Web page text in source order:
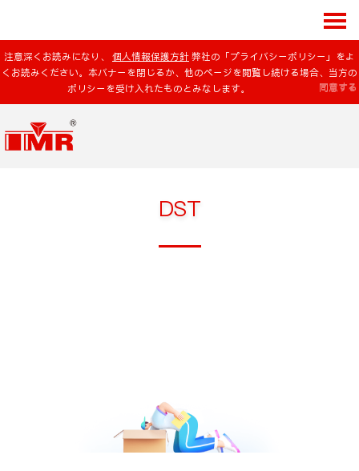
注意深くお読みになり、 個人情報保護方針弊社の「プライバシーポリシー」をよ
くお読みください。本バナーを閉じるか、他のページを閲覧し続ける場合、当方の
ポリシーを受け入れたものとみなします。
同意する
DST